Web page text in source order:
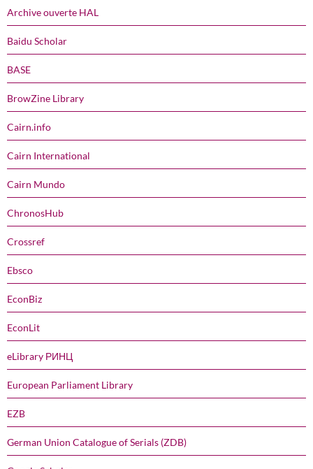
Archive ouverte HAL
Baidu Scholar
BASE
BrowZine Library
Cairn.info
Cairn International
Cairn Mundo
ChronosHub
Crossref
Ebsco
EconBiz
EconLit
eLibrary РИНЦ
European Parliament Library
EZB
German Union Catalogue of Serials (ZDB)